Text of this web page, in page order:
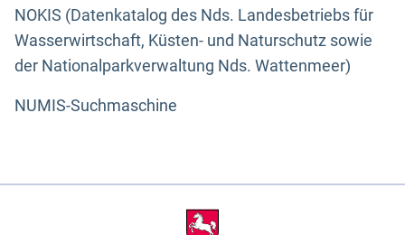
NOKIS (Datenkatalog des Nds. Landesbetriebs für
Wasserwirtschaft, Küsten- und Naturschutz sowie
der Nationalparkverwaltung Nds. Wattenmeer)
NUMIS-Suchmaschine